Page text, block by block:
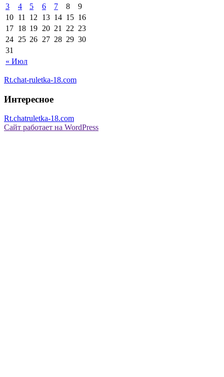
« Июл
3 4 5 6 7 8
9
10 11 12 13 14 15 16
17 18 19 20 21 22 23
24 25 26 27 28 29 30
31
Rt.chat-ruletka-18.com
Интересное
Rt.chatruletka-18.com
Сайт работает на WordPress